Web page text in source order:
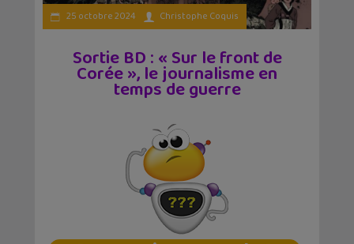
25 octobre 2024 Christophe Coquis
Sortie BD : « Sur le front de
Corée », le journalisme en
temps de guerre